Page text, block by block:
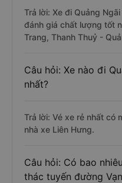
Trả lời: Xe đi Quảng
đánh giá chất lượng tốt
Trang, Thanh Thuỷ -
Câu hỏi: Xe nào đi
nhất?
Trả lời: Vé xe rẻ nhất có
nhà xe Liên Hưng.
Câu hỏi: Có bao
thác tuyến đường